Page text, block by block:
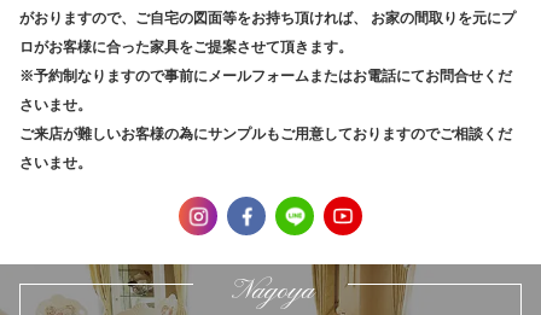
がおりますので、ご自宅の図面等をお持ち頂ければ、
お家の間取りを元にプ
ロがお客様に合った家具をご提案させて頂きます。
※予約制なりますので事前にメールフォームまたはお電話にてお問合せくだ
さいませ。
ご来店が難しいお客様の為にサンプルもご用意しておりますのでご相談くだ
さいませ。
Nagoya